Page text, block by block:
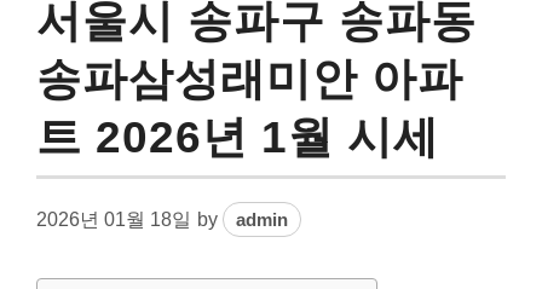
서울시 송파구 송파동
송파삼성래미안 아파
트 2026년 1월 시세
2026년 01월 18일 by admin